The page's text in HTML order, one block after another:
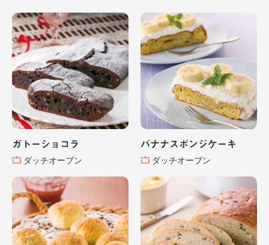
ガトーショコラ
ダッチオーブン
バナナスポンジケーキ
ダッチオーブン